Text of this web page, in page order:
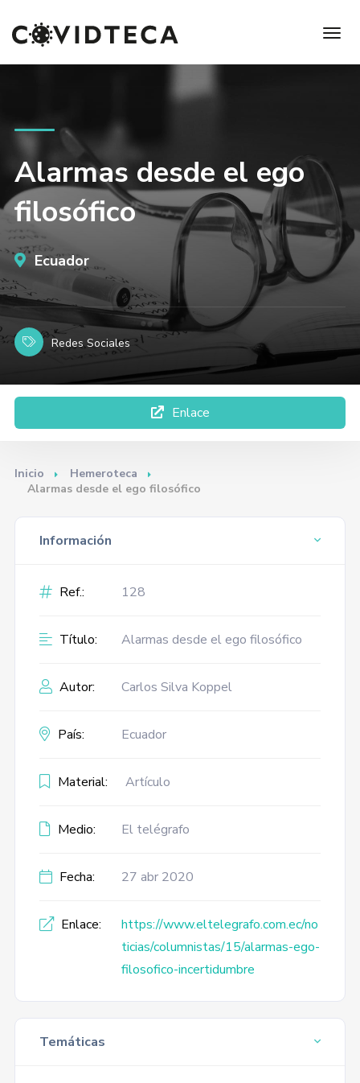
Alarmas desde el ego
filosófico
Ecuador
Redes Sociales
Enlace
Inicio
Hemeroteca
Alarmas desde el ego filosófico
Información
Ref.: 128
Título: Alarmas desde el ego filosófico
Autor: Carlos Silva Koppel
País: Ecuador
Material: Artículo
Medio: El telégrafo
Fecha: 27 abr 2020
Enlace:
https://www.eltelegrafo.com.ec/no
ticias/columnistas/15/alarmas-ego-
filosofico-incertidumbre
Temáticas